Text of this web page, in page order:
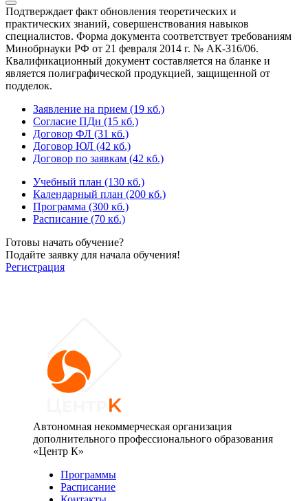
Подтверждает факт обновления теоретических и
практических знаний, совершенствования навыков
специалистов. Форма документа соответствует требованиям
Минобрнауки РФ от 21 февраля 2014 г. № АК-316/06.
Квалификационный документ составляется на бланке и
является полиграфической продукцией, защищенной от
подделок.
Заявление на прием (19 кб.)
Согласие ПДн (15 кб.)
Договор ФЛ (31 кб.)
Договор ЮЛ (42 кб.)
Договор по заявкам (42 кб.)
Учебный план (130 кб.)
Календарный план (200 кб.)
Программа (300 кб.)
Расписание (70 кб.)
Готовы начать обучение?
Подайте заявку для начала обучения!
Регистрация
Автономная некоммерческая организация
дополнительного профессионального образования
«Центр К»
Программы
Расписание